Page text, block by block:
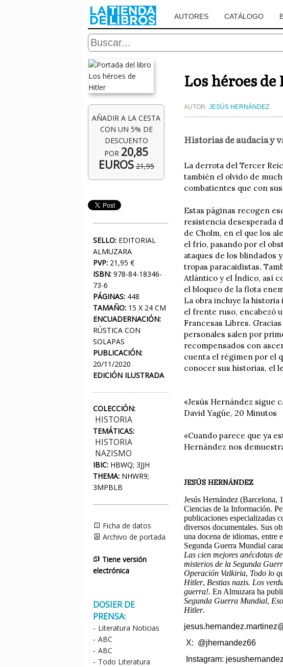
AUTORES CATÁLOGO
AÑADIR A LA CESTA
CON UN 5% DE
DESCUENTO
POR 20,85
EUROS 21,95
SELLO: EDITORIAL
ALMUZARA
PVP: 21,95 €
ISBN: 978-84-18346-
73-6
PÁGINAS: 448
TAMAÑO: 15 X 24 CM
ENCUADERNACIÓN:
RÚSTICA CON
SOLAPAS
PUBLICACIÓN:
20/11/2020
EDICIÓN ILUSTRADA
COLECCIÓN:
HISTORIA
TEMÁTICAS:
HISTORIA
NAZISMO
IBIC: HBWQ; 3JJH
THEMA: NHWR9;
3MPBLB
Ficha de datos
Archivo de portada
Tiene versión
electrónica
DOSIER DE
PRENSA:
- Literatura Noticias
- ABC
- ABC
- Todo Literatura
Los héroes
AUTOR: JESÚS HERNÁNDEZ
Historias de audacia y
La derrota del Tercer
también el olvido de
combatientes que con
Estas páginas recogen
resistencia desesperada
de Cholm, en el que los
el frío, pasando por el
ataques de los blindados
tropas paracaidistas.
Atlántico y el Índico, así
el bloqueo de la flota
La obra incluye la
el frente ruso, encabezó
Francesas Libres.
personales salen por
recompensados con
cuenta el régimen por el
conocer sus historias, el
«Jesús Hernández sigue
David Yagüe, 20 Minutos
«Cuando parece que ya
Hernández nos
JESÚS HERNÁNDEZ
Jesús Hernández (Barcelona,
Ciencias de la Información.
publicaciones especializadas
diversos documentales. Sus
una docena de idiomas, entre
Segunda Guerra Mundial
Las cien mejores anécdotas
misterios de la Segunda
Operación Valkiria, Todo lo
Hitler, Bestias nazis. Los
guerra!. En Almuzara ha
Segunda Guerra Mundial,
Hitler.
X: @jhernandez66
Instagram: